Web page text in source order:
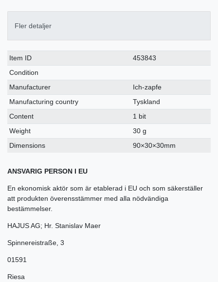
Fler detaljer
Ceres::Template.singleItemTechnicalDataAttribute
Ceres::Template.singleItemTechnicalDataValue
Item ID
453843
Condition
Manufacturer
Ich-zapfe
Manufacturing country
Tyskland
Content
1 bit
Weight
30 g
Dimensions
90×30×30mm
ANSVARIG PERSON I EU
En ekonomisk aktör som är etablerad i EU och som säkerställer
att produkten överensstämmer med alla nödvändiga
bestämmelser.
HAJUS AG; Hr. Stanislav Maer
Spinnereistraße 3
01591
Riesa